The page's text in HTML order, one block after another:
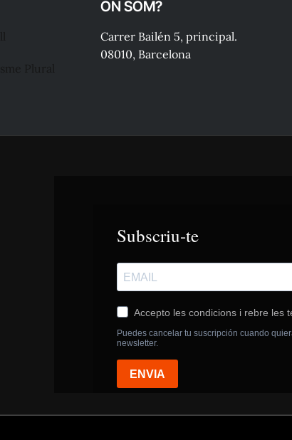
ON SOM?
Carrer Bailén 5, principal.
08010, Barcelona